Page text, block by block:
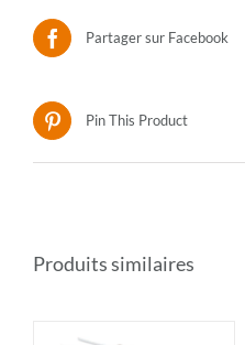
Partager sur Facebook
Pin This Product
Produits similaires